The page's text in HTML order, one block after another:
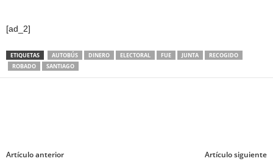
[ad_2]
ETIQUETAS AUTOBÚS DINERO ELECTORAL FUE JUNTA
RECOGIDO
ROBADO
SANTIAGO
Artículo anterior Artículo siguiente